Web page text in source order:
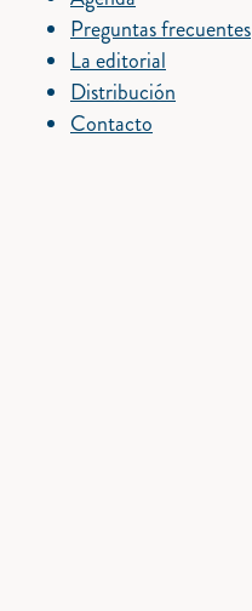
Preguntas frecuentes
La editorial
Distribución
Contacto